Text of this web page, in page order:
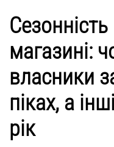
Сезонність
магазині:
власники
піках, а
рік